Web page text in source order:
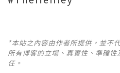
*本站之內容由作者所提供，並不
所有博客的立場、真實性、準確
任。